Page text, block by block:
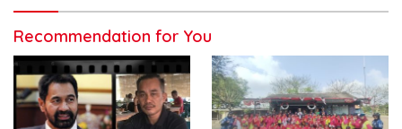
Recommendation for You